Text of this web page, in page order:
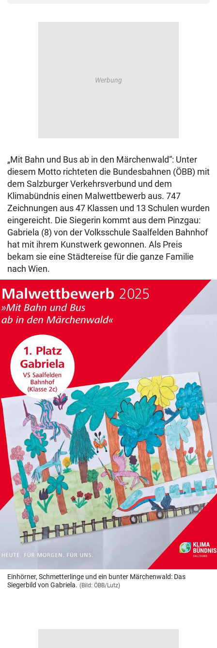
„Mit Bahn und Bus ab in den Märchenwald“: Unter
diesem Motto richteten die Bundesbahnen (ÖBB) mit
dem Salzburger Verkehrsverbund und dem
Klimabündnis einen Malwettbewerb aus. 747
Zeichnungen aus 47 Klassen und 13 Schulen wurden
eingereicht. Die Siegerin kommt aus dem Pinzgau:
Gabriela (8) von der Volksschule Saalfelden Bahnhof
hat mit ihrem Kunstwerk gewonnen. Als Preis
bekam sie eine Städtereise für die ganze Familie
nach Wien.
Einhörner, Schmetterlinge und ein bunter Märchenwald: Das
Siegerbild von Gabriela. (Bild: ÖBB/Lutz)